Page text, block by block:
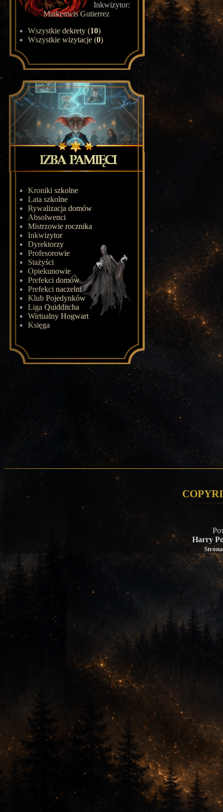
Inkwizytor:
Matkenwis Gutierrez
Wszystkie dekrety (10)
Wszystkie wizytacje (0)
Kroniki szkolne
Lata szkolne
Rywalizacja domów
Absolwenci
Mistrzowie rocznika
Inkwizytor
Dyrektorzy
Profesorowie
Stażyści
Opiekunowie
Prefekci domów
Prefekci naczelni
Klub Pojedynków
Liga Quidditcha
Wirtualny Hogwart
Księga
Harry